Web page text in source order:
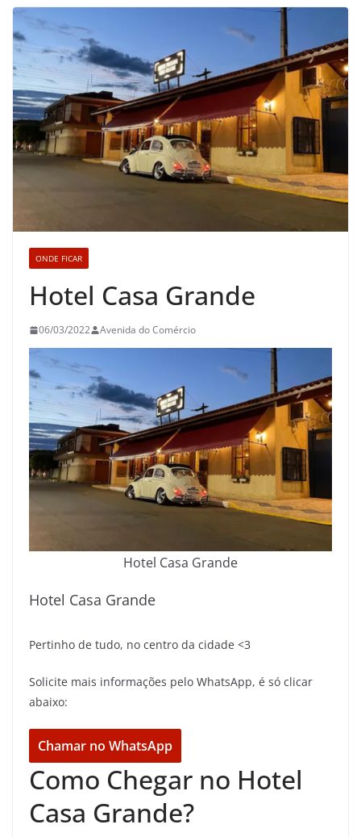
ONDE FICAR
Hotel Casa Grande
06/03/2022 Avenida do Comércio
Hotel Casa Grande
Hotel Casa Grande
Pertinho de tudo, no centro da cidade <3
Solicite mais informações pelo WhatsApp, é só clicar
abaixo:
Chamar no WhatsApp
Como Chegar no Hotel
Casa Grande?